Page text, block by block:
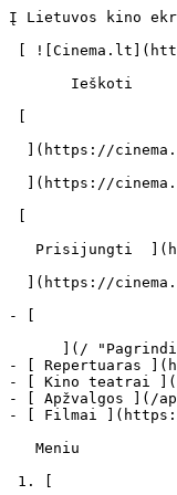
Į Lietuvos kino ekranus grįžtanti Penélope Cruz: būdama mama, pasaulį matau kitomis akimis - cinema.lt                            Ieškoti     

 [ ![Cinema.lt](https://cinema.lt/images/logo.svg) ![Cinema.lt](https://cinema.lt/images/favicon.svg) ](https://cinema.lt "Cinema.lt")

       Ieškoti     

 [  

  ](https://cinema.lt/dashboard/saved-movies) [  

  ](https://cinema.lt/dashboard/saved-movies)

 [  

   Prisijungti  ](https://cinema.lt/login) [  

  ](https://cinema.lt/login) 

- [  

      ](/ "Pagrindinis")
- [ Repertuaras ](https://cinema.lt/repertuaras "Repertuaras")
- [ Kino teatrai ](https://cinema.lt/kino-teatrai "Kino teatrai")
- [ Apžvalgos ](/apzvalgos "Apžvalgos")
- [ Filmai ](https://cinema.lt/filmai "Filmai")

   Meniu   

 1. [ 

      cinema.lt  ](/)
2. [  Naujienos  ](https://cinema.lt/naujienos)
3. Į Lietuvos kino ekranus grįžtanti Penélope Cruz: būdama mama, pasaulį matau kitomis akimis

Į Lietuvos kino ekranus grįžtanti Penélope Cruz: būdama mama, pasaulį matau kitomis akimis
==========================================================================================

 „Kai tampi mama, viskas pasikeičia, pasaulį pradedi matyti kitomis akimis, o tai - didžiulis lobis", - tvirtina viena gražiausių pasaulio moterų, dviejų vaikų motina ir „Oskaro" laureatė Penélope Cruz.